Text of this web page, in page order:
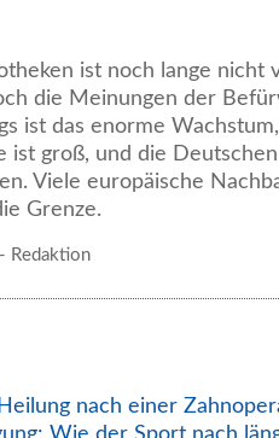
ist noch lange nicht
die Meinungen der
ist das enorme
ist groß, und die
Viele europäische
Grenze.
Redaktion
nach einer
Wie der Sport nach